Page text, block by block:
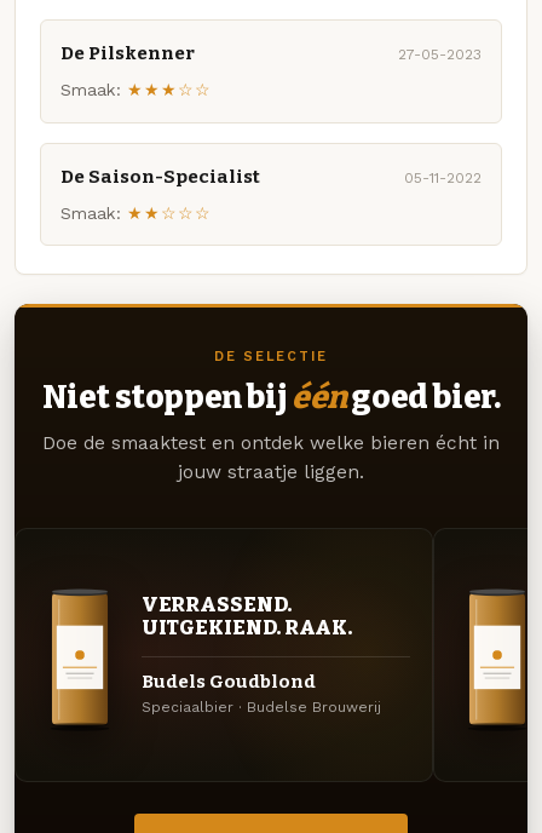
De Pilskenner 27-05-2023
Smaak: ★★★☆☆
De Saison-Specialist 05-11-2022
Smaak: ★★☆☆☆
DE SELECTIE
Niet stoppen bij ééngoed bier.
Doe de smaaktest en ontdek welke bieren écht in
jouw straatje liggen.
VERRASSEND.
UITGEKIEND. RAAK.
Budels Goudblond
Speciaalbier · Budelse Brouwerij